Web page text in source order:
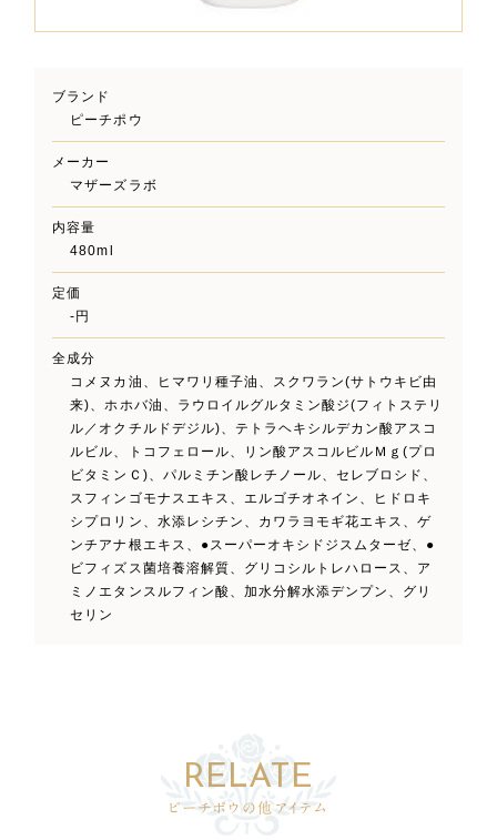
ブランド
ピーチポウ
メーカー
マザーズラボ
内容量
480ml
定価
-円
全成分
コメヌカ油、ヒマワリ種子油、スクワラン(サトウキビ由
来)、ホホバ油、ラウロイルグルタミン酸ジ(フィトステリ
ル／オクチルドデジル)、テトラヘキシルデカン酸アスコ
ルビル、トコフェロール、リン酸アスコルビルＭｇ(プロ
ビタミンＣ)、パルミチン酸レチノール、セレブロシド、
スフィンゴモナスエキス、エルゴチオネイン、ヒドロキ
シプロリン、水添レシチン、カワラヨモギ花エキス、ゲ
ンチアナ根エキス、●スーパーオキシドジスムターゼ、●
ビフィズス菌培養溶解質、グリコシルトレハロース、ア
ミノエタンスルフィン酸、加水分解水添デンプン、グリ
セリン
ピーチポウの他アイテム